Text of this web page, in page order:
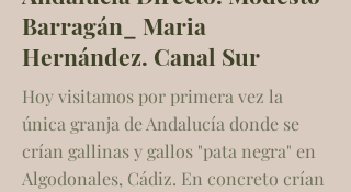
Barragán_ Maria
Hernández. Canal Sur
Hoy visitamos por primera vez la
única granja de Andalucía donde se
crían gallinas y gallos "pata negra" en
Algodonales, Cádiz. En concreto crían